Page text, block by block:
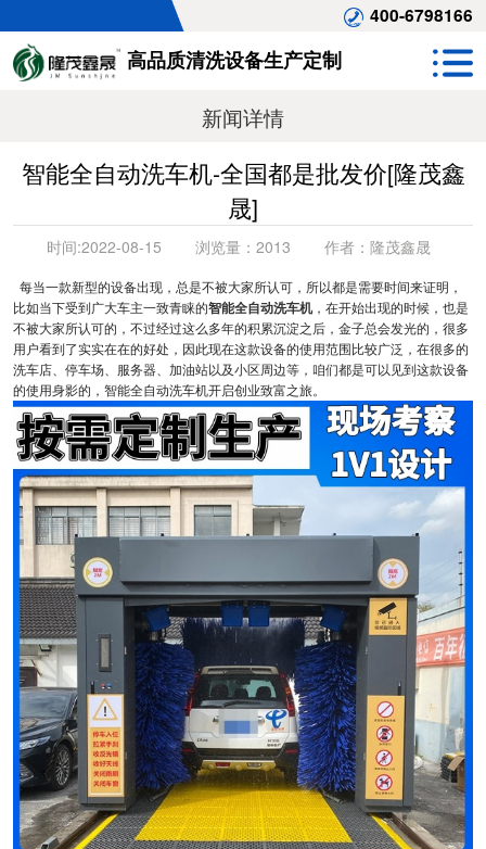
400-6798166
高品质清洗设备生产定制
新闻详情
智能全自动洗车机-全国都是批发价[隆茂鑫
晟]
时间:2022-08-15 浏览量： 2013 作者： 隆茂鑫晟
每当一款新型的设备出现，总是不被大家所认可，所以都是需要时间来证明，
比如当下受到广大车主一致青睐的智能全自动洗车机，在开始出现的时候，也是
不被大家所认可的，不过经过这么多年的积累沉淀之后，金子总会发光的，很多
用户看到了实实在在的好处，因此现在这款设备的使用范围比较广泛，在很多的
洗车店、停车场、服务器、加油站以及小区周边等，咱们都是可以见到这款设备
的使用身影的，智能全自动洗车机开启创业致富之旅。